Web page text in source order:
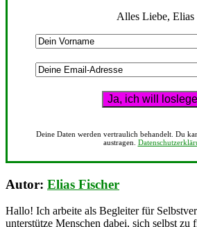
Alles Liebe, Elias
Deine Daten werden vertraulich behandelt. Du
austragen.
Autor: Elias Fischer
Hallo! Ich arbeite als Begleiter für
unterstütze Menschen dabei, sich selbst